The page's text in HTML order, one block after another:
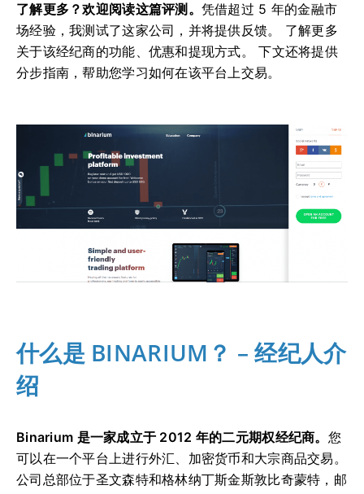
了解更多？欢迎阅读这篇评测。 凭借超过 5 年的金融市
场经验，我测试了这家公司，并将提供反馈。 了解更多
关于该经纪商的功能、优惠和提现方式。 下文还将提供
分步指南，帮助您学习如何在该平台上交易。
什么是 BINARIUM？ – 经纪人介
绍
Binarium 是一家成立于 2012 年的二元期权经纪商。 您
可以在一个平台上进行外汇、加密货币和大宗商品交易。
公司总部位于圣文森特和格林纳丁斯金斯敦比奇蒙特，邮